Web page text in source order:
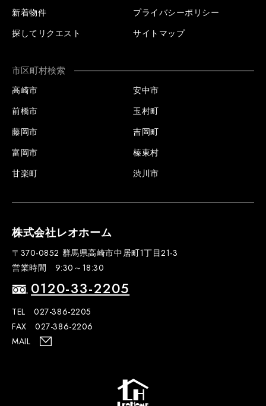
新着物件
探してリクエスト
プライバシーポリシー
サイトマップ
市区町村検索
高崎市
前橋市
藤岡市
富岡市
甘楽町
安中市
玉村町
吉岡町
榛東村
渋川市
株式会社レオホーム
〒370-0852 群馬県高崎市中居町1丁目21-3
営業時間 9:30～18:30
0120-33-2205
TEL 027-386-2205
FAX 027-386-2206
MAIL